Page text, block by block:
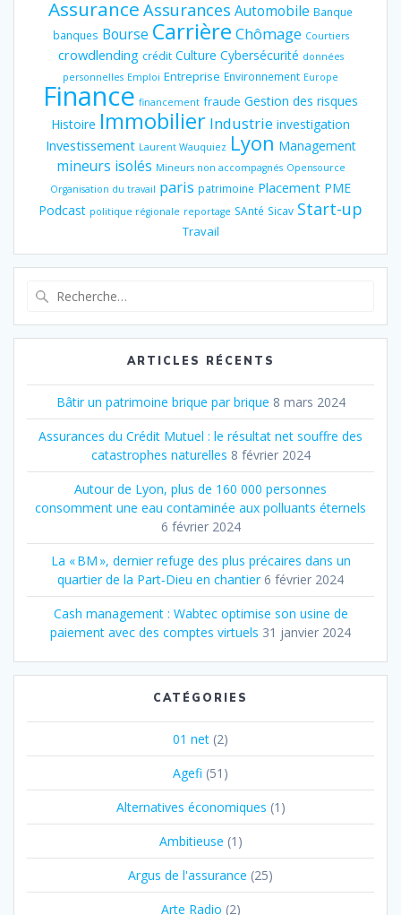
Assurance Assurances Automobile Banque
banques Bourse Carrière Chômage Courtiers
crowdlending crédit Culture Cybersécurité données
personnelles Emploi Entreprise Environnement Europe
Finance financement fraude Gestion des risques
Histoire Immobilier Industrie investigation
Investissement Laurent Wauquiez Lyon Management
mineurs isolés Mineurs non accompagnés Opensource
Organisation du travail paris patrimoine Placement PME
Podcast politique régionale reportage SAnté Sicav Start-up
Travail
:
ARTICLES RÉCENTS
Bâtir un patrimoine brique par brique 8 mars 2024
Assurances du Crédit Mutuel : le résultat net souffre des
catastrophes naturelles 8 février 2024
Autour de Lyon, plus de 160 000 personnes
consomment une eau contaminée aux polluants éternels
6 février 2024
La « BM », dernier refuge des plus précaires dans un
quartier de la Part‐Dieu en chantier 6 février 2024
Cash management : Wabtec optimise son usine de
paiement avec des comptes virtuels 31 janvier 2024
CATÉGORIES
01 net (2)
Agefi (51)
Alternatives économiques (1)
Ambitieuse (1)
Argus de l'assurance (25)
Arte Radio (2)